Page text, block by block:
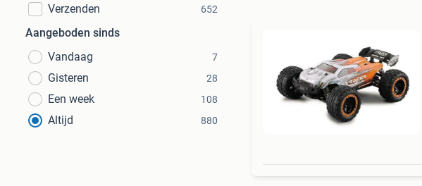
Verzenden 652
Aangeboden sinds
Vandaag
7
Gisteren 28
Een week 108
Altijd 880